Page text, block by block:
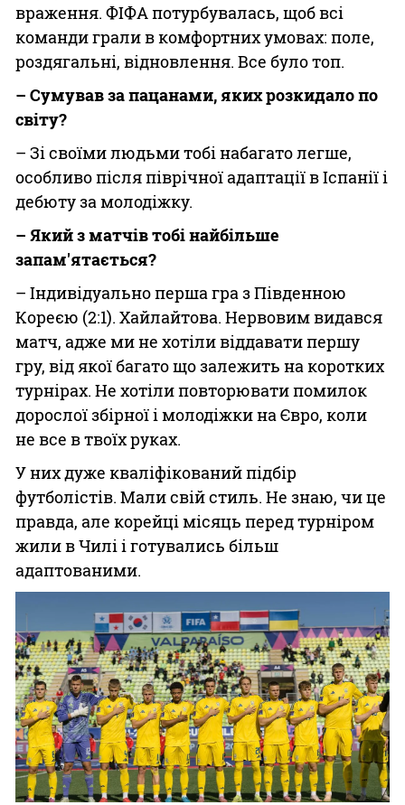
враження. ФІФА потурбувалась, щоб всі
команди грали в комфортних умовах: поле,
роздягальні, відновлення. Все було топ.
– Сумував за пацанами, яких розкидало по
світу?
– Зі своїми людьми тобі набагато легше,
особливо після піврічної адаптації в Іспанії і
дебюту за молодіжку.
– Який з матчів тобі найбільше
запам'ятається?
– Індивідуально перша гра з Південною
Кореєю (2:1). Хайлайтова. Нервовим видався
матч, адже ми не хотіли віддавати першу
гру, від якої багато що залежить на коротких
турнірах. Не хотіли повторювати помилок
дорослої збірної і молодіжки на Євро, коли
не все в твоїх руках.
У них дуже кваліфікований підбір
футболістів. Мали свій стиль. Не знаю, чи це
правда, але корейці місяць перед турніром
жили в Чилі і готувались більш
адаптованими.